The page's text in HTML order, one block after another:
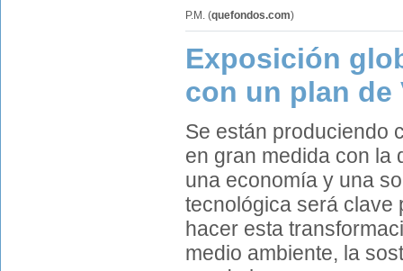
P.M. (quefondos.com)
Exposición
con un plan de
Se están produciendo
en gran medida con la
una economía y una
tecnológica será clave
hacer esta
medio ambiente, la